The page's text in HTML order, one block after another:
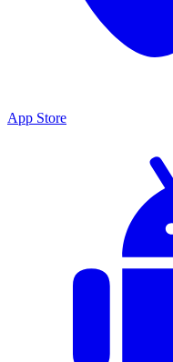
App Store